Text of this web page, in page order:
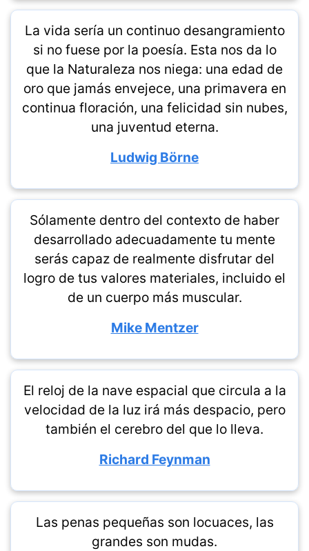
La vida sería un continuo desangramiento
si no fuese por la poesía. Esta nos da lo
que la Naturaleza nos niega: una edad de
oro que jamás envejece, una primavera en
continua floración, una felicidad sin nubes,
una juventud eterna.
Ludwig Börne
Sólamente dentro del contexto de haber
desarrollado adecuadamente tu mente
serás capaz de realmente disfrutar del
logro de tus valores materiales, incluido el
de un cuerpo más muscular.
Mike Mentzer
El reloj de la nave espacial que circula a la
velocidad de la luz irá más despacio, pero
también el cerebro del que lo lleva.
Richard Feynman
Las penas pequeñas son locuaces, las
grandes son mudas.